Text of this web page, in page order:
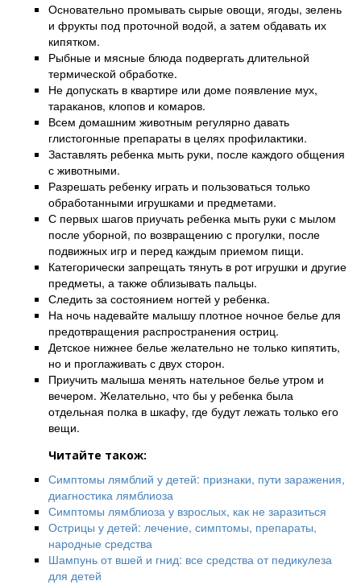
Основательно промывать сырые овощи, ягоды, зелень
и фрукты под проточной водой, а затем обдавать их
кипятком.
Рыбные и мясные блюда подвергать длительной
термической обработке.
Не допускать в квартире или доме появление мух,
тараканов, клопов и комаров.
Всем домашним животным регулярно давать
глистогонные препараты в целях профилактики.
Заставлять ребенка мыть руки, после каждого общения
с животными.
Разрешать ребенку играть и пользоваться только
обработанными игрушками и предметами.
С первых шагов приучать ребенка мыть руки с мылом
после уборной, по возвращению с прогулки, после
подвижных игр и перед каждым приемом пищи.
Категорически запрещать тянуть в рот игрушки и другие
предметы, а также облизывать пальцы.
Следить за состоянием ногтей у ребенка.
На ночь надевайте малышу плотное ночное белье для
предотвращения распространения остриц.
Детское нижнее белье желательно не только кипятить,
но и проглаживать с двух сторон.
Приучить малыша менять нательное белье утром и
вечером. Желательно, что бы у ребенка была
отдельная полка в шкафу, где будут лежать только его
вещи.
Читайте також:
Симптомы лямблий у детей: признаки, пути заражения,
диагностика лямблиоза
Симптомы лямблиоза у взрослых, как не заразиться
Острицы у детей: лечение, симптомы, препараты,
народные средства
Шампунь от вшей и гнид: все средства от педикулеза
для детей